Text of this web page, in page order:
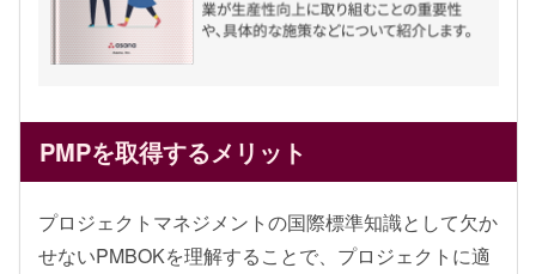
PMPを取得するメリット
プロジェクトマネジメントの国際標準知識として欠か
せないPMBOKを理解することで、プロジェクトに適